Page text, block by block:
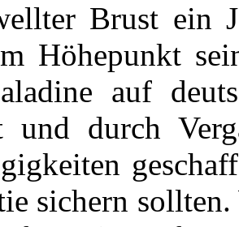
Brust ein
Höhepunkt
auf
und durch
sichern